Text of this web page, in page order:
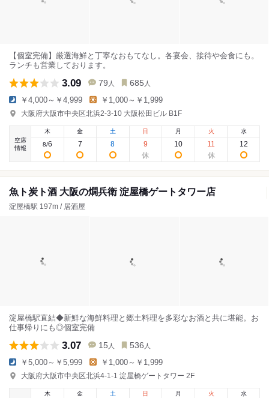
【個室完備】厳選海鮮と丁寧なおもてなし。各宴会、接待や会食にも。
ランチも営業しております。
3.09 79 人 685 人
￥4,000～￥4,999 ￥1,000～￥1,999
大阪府大阪市中央区北浜2-3-10 大阪松田ビル B1F
空席
情報
木
8/6
金
7
土
8
日
9
月
10
火
11
水
12
魚ト炭ト酒 大阪の燗兵衛 淀屋橋ゲートタワー店
淀屋橋駅 197m / 居酒屋
淀屋橋駅直結◆新鮮な海鮮料理と郷土料理を多彩なお酒と共に堪能。お
仕事帰りにも◎個室完備
3.07 15 人 536 人
￥5,000～￥5,999 ￥1,000～￥1,999
大阪府大阪市中央区北浜4-1-1 淀屋橋ゲートタワー 2F
木
金 土 日 月 火 水